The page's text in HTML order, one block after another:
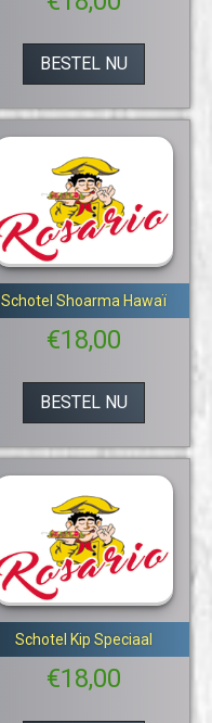
BESTEL NU
Schotel Shoarma Hawaï
€18,00
BESTEL NU
Schotel Kip Speciaal
€18,00